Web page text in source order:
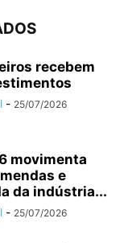
recebem
- 25/07/2026
movimenta
e
da indústria...
- 25/07/2026